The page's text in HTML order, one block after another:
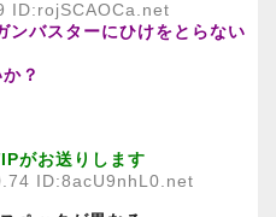
ID:rojSCAOCa.net
ンバスターにひけをとらない
？
がお送りします
ID:8acU9nhL0.net